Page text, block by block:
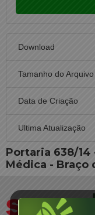
Download
Tamanho do Arquivo
Data de Criação
Ultima Atualização
Portaria 638/14
Médica - Braço